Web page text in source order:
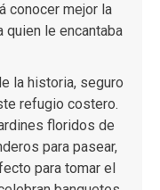
conocer mejor la
quien le encantaba
la historia, seguro
refugio costero.
floridos de
para pasear,
para tomar el